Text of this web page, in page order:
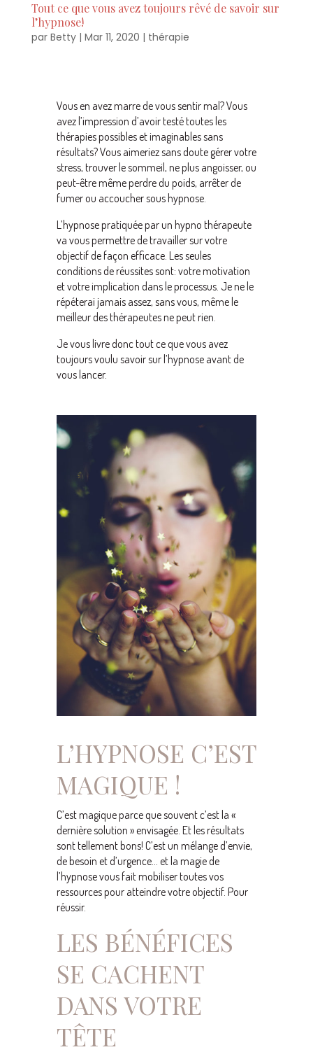
Tout ce que vous avez toujours rêvé de savoir sur
l’hypnose!
par Betty| Mar 11, 2020 | thérapie
Vous en avez marre de vous sentir mal? Vous
avez l’impression d’avoir testé toutes les
thérapies possibles et imaginables sans
résultats? Vous aimeriez sans doute gérer votre
stress, trouver le sommeil, ne plus angoisser, ou
peut-être même perdre du poids, arrêter de
fumer ou accoucher sous hypnose.
L’hypnose pratiquée par un hypno thérapeute
va vous permettre de travailler sur votre
objectif de façon efficace. Les seules
conditions de réussites sont: votre motivation
et votre implication dans le processus. Je ne le
répéterai jamais assez, sans vous, même le
meilleur des thérapeutes ne peut rien.
Je vous livre donc tout ce que vous avez
toujours voulu savoir sur l’hypnose avant de
vous lancer.
L’HYPNOSE C’EST
MAGIQUE !
C’est magique parce que souvent c’est la «
dernière solution » envisagée. Et les résultats
sont tellement bons! C’est un mélange d’envie,
de besoin et d’urgence… et la magie de
l’hypnose vous fait mobiliser toutes vos
ressources pour atteindre votre objectif. Pour
réussir.
LES BÉNÉFICES
SE CACHENT
DANS VOTRE
TÊTE